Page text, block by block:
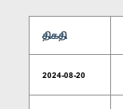
திகதி
2024-08-20